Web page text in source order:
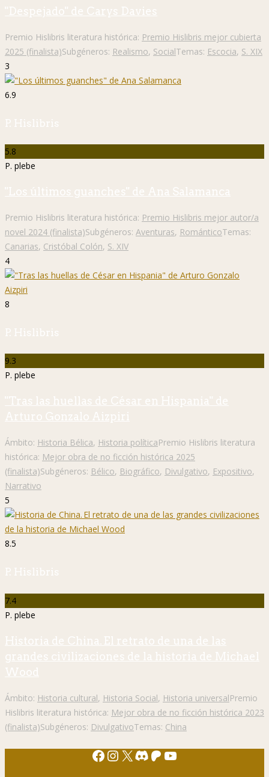
"Despejado" de Carys Davies
Premio Hislibris literatura histórica: Premio Hislibris mejor cubierta
2025 (finalista)Subgéneros: Realismo, SocialTemas: Escocia, S. XIX
3
6.9
P. Hislibris
5.8
P. plebe
"Los últimos guanches" de Ana Salamanca
Premio Hislibris literatura histórica: Premio Hislibris mejor autor/a
novel 2024 (finalista)Subgéneros: Aventuras, RománticoTemas:
Canarias, Cristóbal Colón, S. XIV
4
8
P. Hislibris
9.3
P. plebe
"Tras las huellas de César en Hispania" de
Arturo Gonzalo Aizpiri
Ámbito: Historia Bélica, Historia políticaPremio Hislibris literatura
histórica: Mejor obra de no ficción histórica 2025
(finalista)Subgéneros: Bélico, Biográfico, Divulgativo, Expositivo,
Narrativo
5
8.5
P. Hislibris
7.4
P. plebe
Historia de China. El retrato de una de las
grandes civilizaciones de la historia de Michael
Wood
Ámbito: Historia cultural, Historia Social, Historia universalPremio
Hislibris literatura histórica: Mejor obra de no ficción histórica 2023
(finalista)Subgéneros: DivulgativoTemas: China
Facebook
Instagram
X Discord
Patreon
YouTube